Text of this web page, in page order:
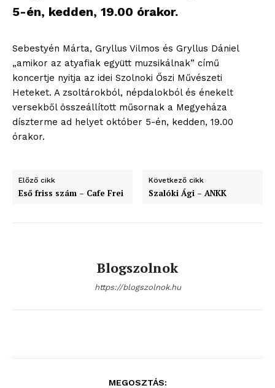
5-én, kedden, 19.00 órakor.
Sebestyén Márta, Gryllus Vilmos és Gryllus Dániel
„amikor az atyafiak együtt muzsikálnak” című
koncertje nyitja az idei Szolnoki Őszi Művészeti
Heteket. A zsoltárokból, népdalokból és énekelt
versekből összeállított műsornak a Megyeháza
díszterme ad helyet október 5-én, kedden, 19.00
órakor.
Előző cikk
Eső friss szám – Cafe Frei
Következő cikk
Szalóki Ági – ANKK
Blogszolnok
https://blogszolnok.hu
MEGOSZTÁS: